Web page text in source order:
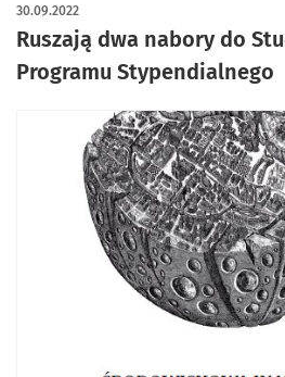
Ruszają dwa nabory do
Programu Stypendialnego
30.09.2022